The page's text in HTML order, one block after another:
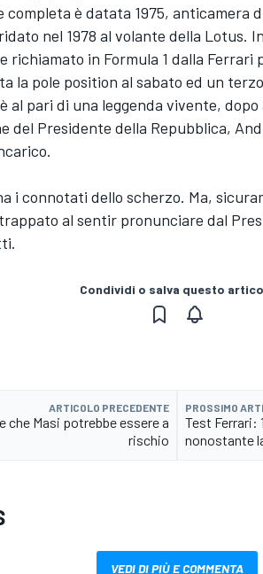
completa è datata 1975, anticamera
nel 1978 al volante della Lotus.
richiamato in Formula 1 dalla Ferrari
la pole position al sabato ed un
al pari di una leggenda vivente,
del Presidente della Repubblica,
i connotati dello scherzo. Ma,
al sentir pronunciare dal
Condividi o salva questo
ARTICOLO PRECEDENTE
che Masi potrebbe essere a
rischio
PROSSIMO
Test Ferrari:
nonostante
VEDI DI PIÙ E COMMENTA